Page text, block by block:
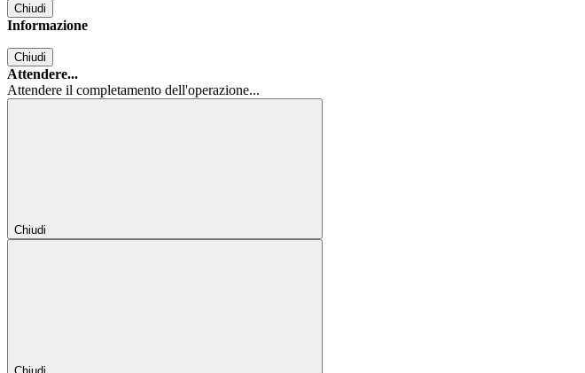
Chiudi
Informazione
Chiudi
Attendere...
Attendere il completamento dell'operazione...
Chiudi